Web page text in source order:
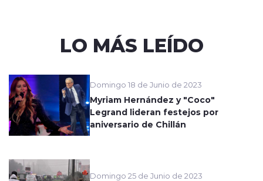
LO MÁS LEÍDO
Domingo 18 de Junio de 2023
Myriam Hernández y "Coco"
Legrand lideran festejos por
aniversario de Chillán
Domingo 25 de Junio de 2023